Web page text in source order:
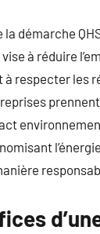
la démarche
à réduire
à respecter les